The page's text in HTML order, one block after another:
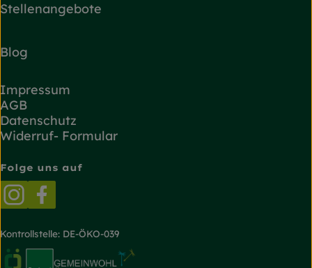
Stellenangebote
Blog
Impressum
AGB
Datenschutz
Widerruf- Formular
Folge uns auf
Externer Link zu https://
Kontrollstelle: DE-ÖKO-039
Externer Link zu https://www.oekokiste.de/
Externer Link zu https://www.bioland.de/